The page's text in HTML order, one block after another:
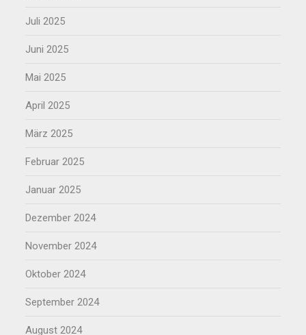
Juli 2025
Juni 2025
Mai 2025
April 2025
März 2025
Februar 2025
Januar 2025
Dezember 2024
November 2024
Oktober 2024
September 2024
August 2024